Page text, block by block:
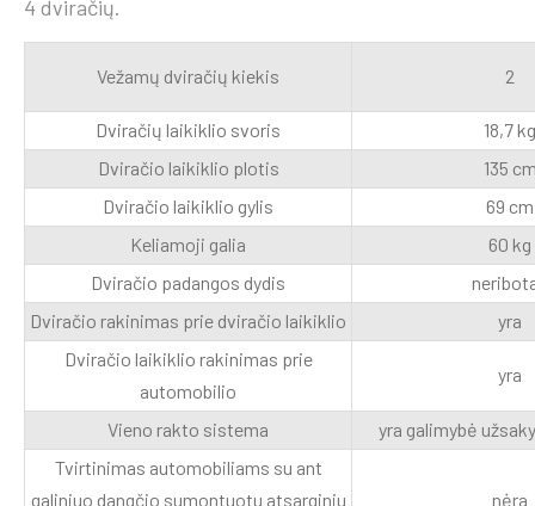
4 dviračių.
Vežamų dviračių kiekis 2
Dviračių laikiklio svoris
18,7 kg
Dviračio laikiklio plotis
135
Dviračio laikiklio gylis
69 cm
Keliamoji galia
60 kg
Dviračio padangos dydis
Dviračio rakinimas prie dviračio laikiklio
yra
Dviračio laikiklio rakinimas prie
automobilio
yra
Vieno rakto sistema
yra galimybė
Tvirtinimas automobiliams su ant
galiniuo dangčio sumontuotu atsarginiu
nėra